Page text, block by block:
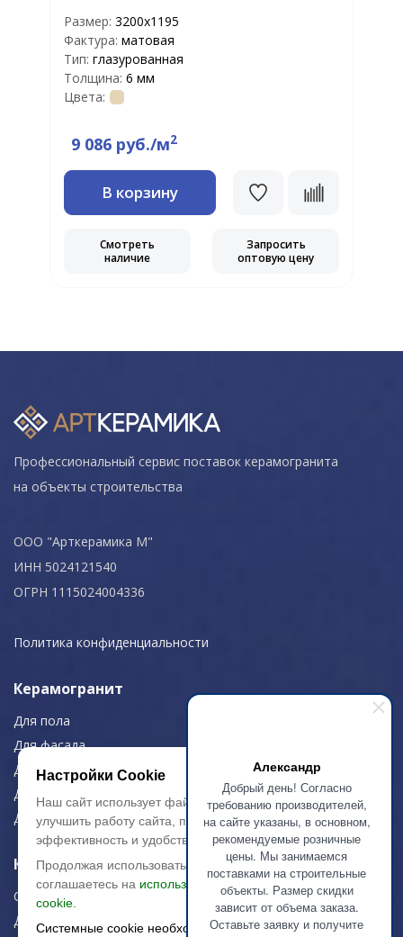
Александр
Добрый день! Согласно
требованию производителей,
на сайте указаны, в основном,
рекомендуемые розничные
цены. Мы занимаемся
поставками на строительные
объекты. Размер скидки
зависит от объема заказа.
Оставьте заявку и получите
Размер: 3200x1195
Фактура: матовая
Тип: глазурованная
Толщина: 6 мм
Цвета:
9 086 руб./м2
В корзину
Смотреть
наличие
Запросить
оптовую цену
Профессиональный сервис поставок керамогранита
на объекты строительства
ООО "Арткерамика М"
ИНН 5024121540
ОГРН 1115024004336
Политика конфиденциальности
Керамогранит
Для пола
Для фасада
Для дома/офиса
Для МОП
Для улицы
Керамическая плитка
Строительная плитка
Для дома/офиса
Настройки Cookie
Наш сайт использует файлы cookie, чтобы
улучшить работу сайта, повысить его
эффективность и удобство.
Продолжая использовать сайт, вы
соглашаетесь на использование файлов
cookie.
Системные cookie необходимы для работы